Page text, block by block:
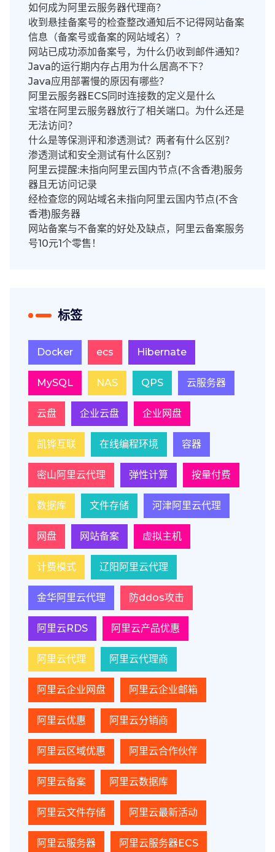
如何成为阿里云服务器代理商？
收到悬挂备案号的检查整改通知后不记得网站备案
信息（备案号或备案的网站域名）？
网站已成功添加备案号，为什么仍收到邮件通知？
Java的运行期内存占用为什么居高不下？
Java应用部署慢的原因有哪些？
阿里云服务器ECS同时连接数的定义是什么
宝塔在阿里云服务器放行了相关端口。为什么还是
无法访问？
什么是等保测评和渗透测试？两者有什么区别？
渗透测试和安全测试有什么区别？
阿里云提醒:未指向阿里云国内节点(不含香港)服务
器且无访问记录
经检查您的网站域名未指向阿里云国内节点(不含
香港)服务器
网站备案与不备案的好处及缺点，阿里云备案服务
号10元1个零售！
标签
Docker ecs Hibernate
MySQL NAS QPS 云服务器
云盘 企业云盘 企业网盘
凯铧互联 在线编程环境 容器
密山阿里云代理 弹性计算 按量付费
数据库 文件存储 河津阿里云代理
网盘 网站备案 虚拟主机
计费模式 辽阳阿里云代理
金华阿里云代理 防ddos攻击
阿里云RDS 阿里云产品优惠
阿里云代理 阿里云代理商
阿里云企业网盘 阿里云企业邮箱
阿里云优惠 阿里云分销商
阿里云区域优惠 阿里云合作伙伴
阿里云备案 阿里云数据库
阿里云文件存储 阿里云最新活动
阿里云服务器 阿里云服务器ECS